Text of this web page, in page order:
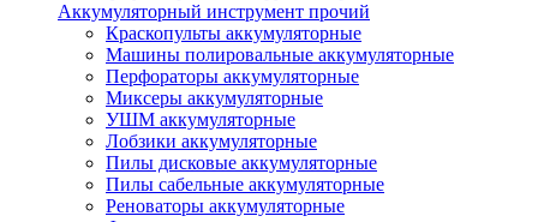
Аккумуляторный инструмент прочий
Краскопульты аккумуляторные
Машины полировальные аккумуляторные
Перфораторы аккумуляторные
Миксеры аккумуляторные
УШМ аккумуляторные
Лобзики аккумуляторные
Пилы дисковые аккумуляторные
Пилы сабельные аккумуляторные
Реноваторы аккумуляторные